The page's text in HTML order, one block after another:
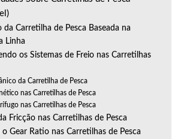
da Carretilha de Pesca Baseada na
Linha
os Sistemas de Freio nas Carretilhas
da Carretilha de Pesca
nas Carretilhas de Pesca
nas Carretilhas de Pesca
Fricção nas Carretilhas de Pesca
Gear Ratio nas Carretilhas de Pesca